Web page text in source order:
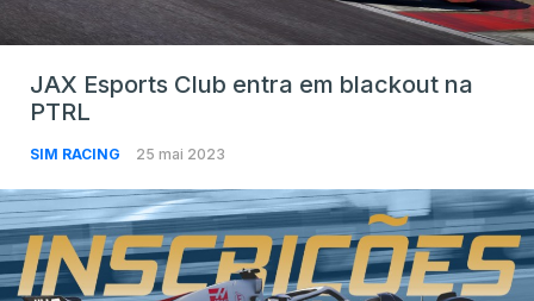
JAX Esports Club entra em blackout na
PTRL
SIM RACING 25 mai 2023